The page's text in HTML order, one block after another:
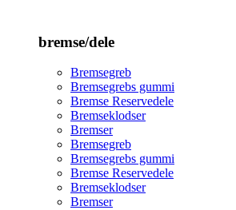
bremse/dele
Bremsegreb
Bremsegrebs gummi
Bremse Reservedele
Bremseklodser
Bremser
Bremsegreb
Bremsegrebs gummi
Bremse Reservedele
Bremseklodser
Bremser